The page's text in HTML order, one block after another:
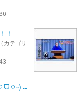
！
カテゴリ
ᗜㅇ˶) ⑉